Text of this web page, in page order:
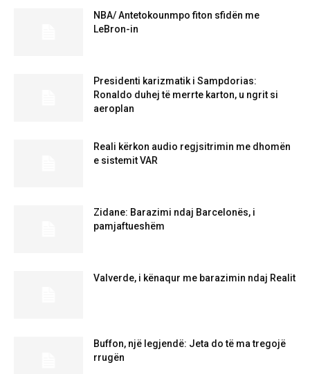
NBA/ Antetokounmpo fiton sfidën me
LeBron-in
Presidenti karizmatik i Sampdorias:
Ronaldo duhej të merrte karton, u ngrit si
aeroplan
Reali kërkon audio regjsitrimin me dhomën
e sistemit VAR
Zidane: Barazimi ndaj Barcelonës, i
pamjaftueshëm
Valverde, i kënaqur me barazimin ndaj Realit
Buffon, një legjendë: Jeta do të ma tregojë
rrugën